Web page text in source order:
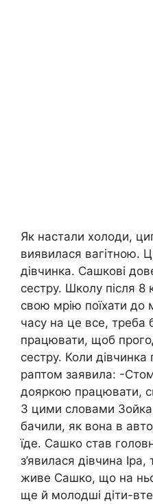
Як настали холоди,
виявилася вагітною.
дівчинка. Сашкові
сестру. Школу після 8
свою мрію поїхати до
часу на це все, треба
працювати, щоб
сестру. Коли
раптом заявила: -
дояpкою працювати,
З цими словами
бачили, як вона в
їде. Сашко став
з’явилася дівчина
живе Сашко, що на
ще й молодші діти-